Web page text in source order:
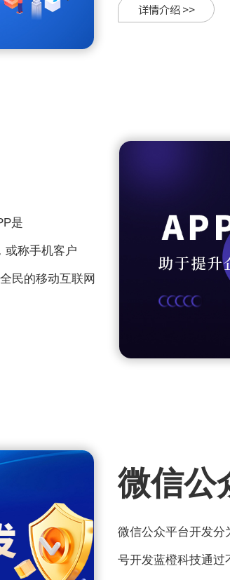
详情介绍 >>
是
或称手机客户
民的移动互联网
微信公
微信公众平台开发分
号开发蓝橙科技通过